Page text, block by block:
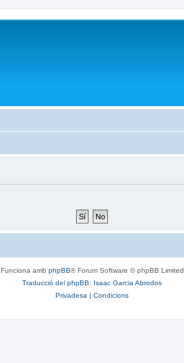
Funciona amb phpBB® Forum Software © phpBB Limited
Traducció del phpBB: Isaac Garcia Abrodos
Privadesa | Condicions